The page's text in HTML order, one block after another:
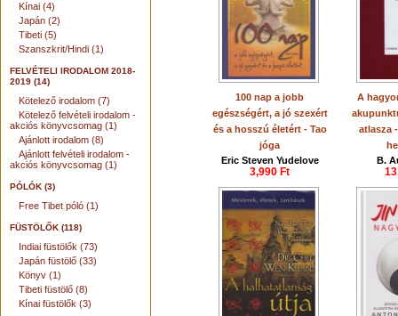
Kínai (4)
Japán (2)
Tibeti (5)
Szanszkrit/Hindi (1)
FELVÉTELI IRODALOM 2018-
2019 (14)
Kötelező irodalom (7)
Kötelező felvételi irodalom -
akciós könyvcsomag (1)
Ajánlott irodalom (8)
Ajánlott felvételi irodalom -
akciós könyvcsomag (1)
PÓLÓK (3)
Free Tibet póló (1)
FÜSTÖLŐK (118)
Indiai füstölők (73)
Japán füstölő (33)
Könyv (1)
Tibeti füstölő (8)
Kínai füstölők (3)
100 nap a jobb
egészségért, a jó szexért
és a hosszú életért - Tao
jóga
Eric Steven Yudelove
3,990 Ft
A
atlasza
B.